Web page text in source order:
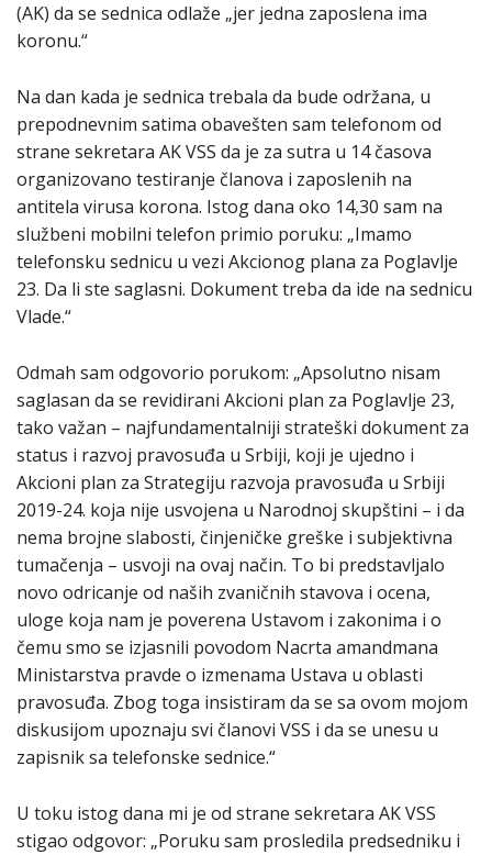
(AK) da se sednica odlaže „jer jedna zaposlena ima
koronu.“
Na dan kada je sednica trebala da bude održana, u
prepodnevnim satima obavešten sam telefonom od
strane sekretara AK VSS da je za sutra u 14 časova
organizovano testiranje članova i zaposlenih na
antitela virusa korona. Istog dana oko 14,30 sam na
službeni mobilni telefon primio poruku: „Imamo
telefonsku sednicu u vezi Akcionog plana za Poglavlje
23. Da li ste saglasni. Dokument treba da ide na sednicu
Vlade.“
Odmah sam odgovorio porukom: „Apsolutno nisam
saglasan da se revidirani Akcioni plan za Poglavlje 23,
tako važan – najfundamentalniji strateški dokument za
status i razvoj pravosuđa u Srbiji, koji je ujedno i
Akcioni plan za Strategiju razvoja pravosuđa u Srbiji
2019-24. koja nije usvojena u Narodnoj skupštini – i da
nema brojne slabosti, činjeničke greške i subjektivna
tumačenja – usvoji na ovaj način. To bi predstavljalo
novo odricanje od naših zvaničnih stavova i ocena,
uloge koja nam je poverena Ustavom i zakonima i o
čemu smo se izjasnili povodom Nacrta amandmana
Ministarstva pravde o izmenama Ustava u oblasti
pravosuđa. Zbog toga insistiram da se sa ovom mojom
diskusijom upoznaju svi članovi VSS i da se unesu u
zapisnik sa telefonske sednice.“
U toku istog dana mi je od strane sekretara AK VSS
stigao odgovor: „Poruku sam prosledila predsedniku i